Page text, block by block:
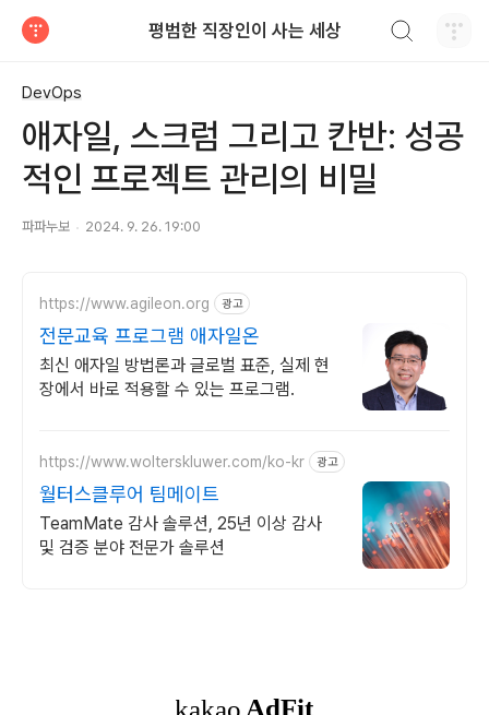
평범한 직장인이 사는 세상
DevOps
애자일, 스크럼 그리고 칸반: 성공
적인 프로젝트 관리의 비밀
파파누보 2024. 9. 26. 19:00
https://www.agileon.org 광고
전문교육 프로그램 애자일온
최신 애자일 방법론과 글로벌 표준, 실제 현
장에서 바로 적용할 수 있는 프로그램.
https://www.wolterskluwer.com/ko-kr 광고
월터스클루어 팀메이트
TeamMate 감사 솔루션, 25년 이상 감사
및 검증 분야 전문가 솔루션